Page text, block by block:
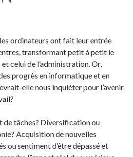
ordinateurs ont fait leur entrée
transformant petit à petit le
celui de l’administration. Or,
progrès en informatique et en
elle nous inquiéter pour l’avenir
de tâches? Diversification ou
Acquisition de nouvelles
ou sentiment d’être dépassé et